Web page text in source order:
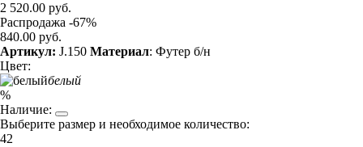
2 520.00 руб.
Распродажа -67%
840.00 руб.
Артикул: J.150 Материал: Футер б/н
Цвет:
белый
%
Наличие:
Выберите размер и необходимое количество:
42